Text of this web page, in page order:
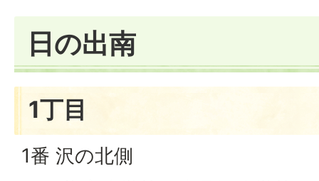
日の出南
1丁目
1番 沢の北側